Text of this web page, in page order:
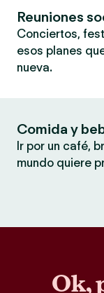
Reuniones
Conciertos,
esos planes
nueva.
Comida y
Ir por un café,
mundo quiere
Ok,